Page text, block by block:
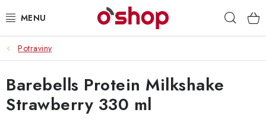
na
OSOBNÍ PÉČE
POTRAVINY
HRAČKY 🧸
Potraviny
Barebells Protein Milkshake
Strawberry 330 ml